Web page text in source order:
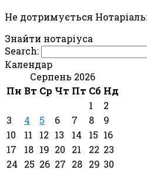
Не дотримується
Знайти нотаріуса
Search:
Календар
Серпень 2026
Пн Вт Ср Чт Пт Сб Нд
1
2
3
4 5 6 7 8
9
10
11 12 13 14 15 16
17
18 19 20 21 22 23
24
25 26 27 28 29 30